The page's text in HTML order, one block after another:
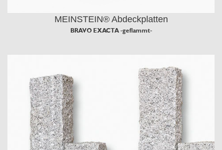
MEINSTEIN® Abdeckplatten
BRAVO EXACTA -geflammt-